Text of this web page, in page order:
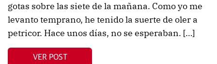
gotas sobre las siete de la mañana. Como yo me
levanto temprano, he tenido la suerte de oler a
petricor. Hace unos días, no se esperaban. […]
VER POST